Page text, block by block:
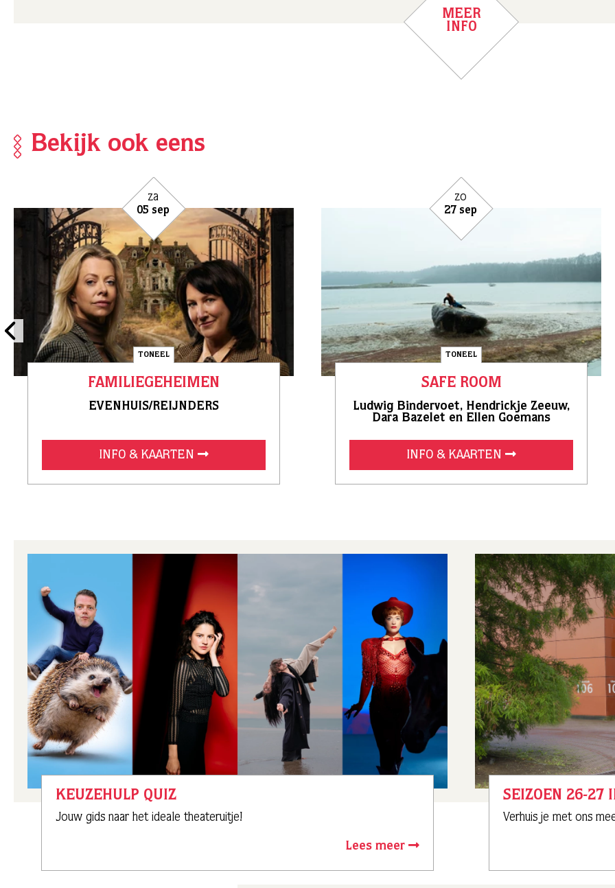
MEER
INFO
Bekijk ook eens
za
05 sep
TONEEL
FAMILIEGEHEIMEN
EVENHUIS/REIJNDERS
INFO & KAARTEN
zo
27 sep
TONEEL
SAFE ROOM
Ludwig Bindervoet, Hendrickje Zeeuw,
Dara Bazelet en Ellen Goemans
INFO & KAARTEN
KEUZEHULP QUIZ
Jouw gids naar het ideale theateruitje!
Lees meer
SEIZOEN 26-27
Verhuis je met ons